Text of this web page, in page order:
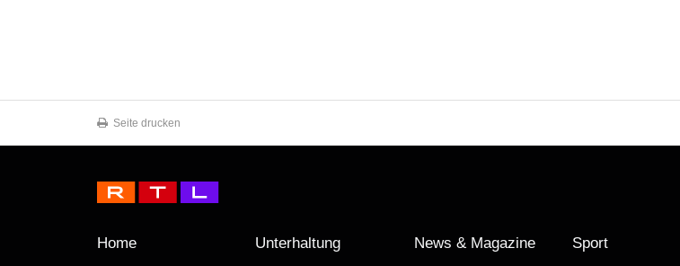
Seite drucken
Home Unterhaltung News & Magazine Sport